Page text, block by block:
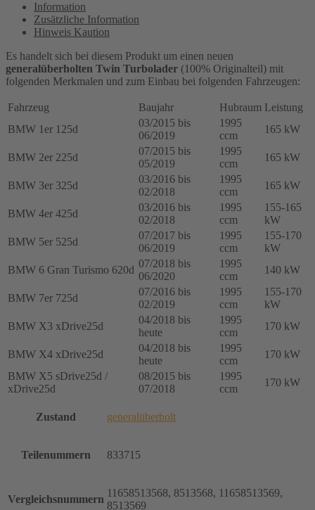
620D,
725D,
X3,
X4,
X5,
DIESEL,
170KW,
833715
Menge
Information
Zusätzliche Information
Hinweis Kaution
Es handelt sich bei diesem Produkt um einen neuen
generalüberholten Twin Turbolader (100% Originalteil) mit
folgenden Merkmalen und zum Einbau bei folgenden Fahrzeugen:
Fahrzeug Baujahr Hubraum Leistung
BMW 1er 125d
03/2015 bis
06/2019
1995
ccm
165 kW
BMW 2er 225d
07/2015 bis
05/2019
1995
ccm
165 kW
BMW 3er 325d
03/2016 bis
02/2018
1995
ccm
165 kW
BMW 4er 425d
03/2016 bis
02/2018
1995
ccm
155-165
kW
BMW 5er 525d
07/2017 bis
06/2019
1995
ccm
155-170
kW
BMW 6 Gran Turismo 620d
07/2018 bis
06/2020
1995
ccm
140 kW
BMW 7er 725d
07/2016 bis
02/2019
1995
ccm
155-170
kW
BMW X3 xDrive25d
04/2018 bis
heute
1995
ccm
170 kW
BMW X4 xDrive25d
04/2018 bis
heute
1995
ccm
170 kW
BMW X5 sDrive25d /
xDrive25d
08/2015 bis
07/2018
1995
ccm
170 kW
Zustand generalüberholt
Teilenummern 833715
Vergleichsnummern
11658513568, 8513568, 11658513569,
8513569